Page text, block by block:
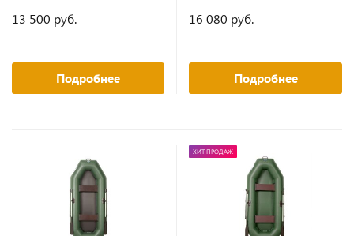
13 500 руб.
Подробнее
16 080 руб.
Подробнее
ХИТ ПРОДАЖ